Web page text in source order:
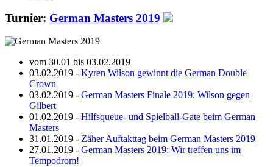
Turnier: German Masters 2019
vom 30.01 bis 03.02.2019
03.02.2019 - Kyren Wilson gewinnt die German Double
Crown
03.02.2019 - German Masters Finale 2019: Wilson gegen
Gilbert
01.02.2019 - Hilfsqueue- und Spielball-Gate beim German
Masters
31.01.2019 - Zäher Auftakttag beim German Masters 2019
27.01.2019 - German Masters 2019: Wir treffen uns im
Tempodrom!